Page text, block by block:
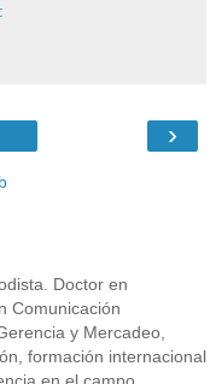
›
Doctor en
Comunicación
y Mercadeo,
formación internacional